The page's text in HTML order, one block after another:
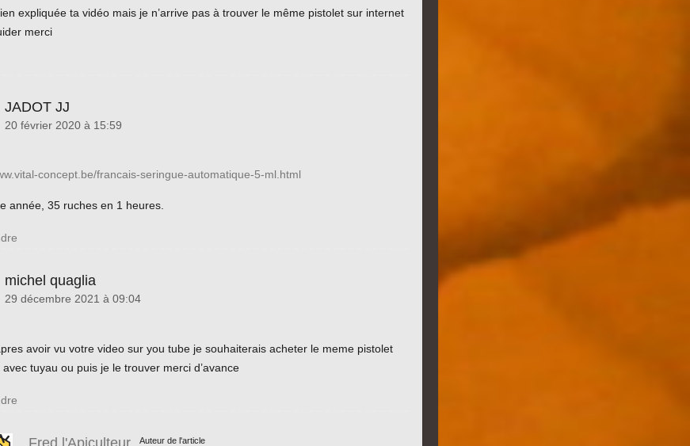
expliquée ta vidéo mais je n’arrive pas à trouver le même pistolet sur internet
merci
JADOT JJ
20 février 2020 à 15:59
concept.be/francais-seringue-automatique-5-ml.html
année, 35 ruches en 1 heures.
michel quaglia
29 décembre 2021 à 09:04
avoir vu votre video sur you tube je souhaiterais acheter le meme pistolet
tuyau ou puis je le trouver merci d’avance
Fred l'Apiculteur Auteur de l'article